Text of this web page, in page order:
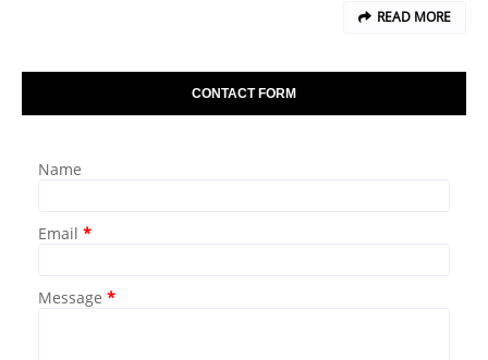
READ MORE
CONTACT FORM
Name
Email *
Message *